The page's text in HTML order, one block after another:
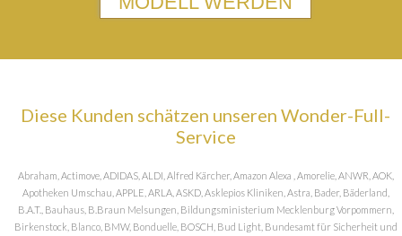
Diese Kunden schätzen unseren Wonder-Full-
Service
Abraham, Actimove, ADIDAS, ALDI, Alfred Kärcher, Amazon Alexa , Amorelie, ANWR, AOK,
Apotheken Umschau, APPLE, ARLA, ASKD, Asklepios Kliniken, Astra, Bader, Bäderland,
B.A.T., Bauhaus, B.Braun Melsungen, Bildungsministerium Mecklenburg Vorpommern,
Birkenstock, Blanco, BMW, Bonduelle, BOSCH, Bud Light, Bundesamt für Sicherheit und